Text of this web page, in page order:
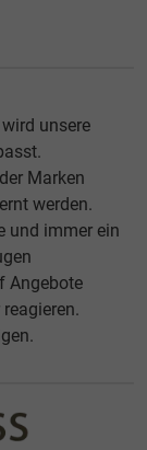
unsere
Marken
werden.
und immer ein
Angebote